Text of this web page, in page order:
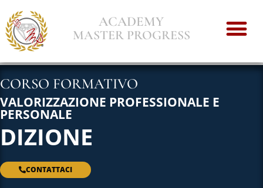
ACADEMY
MASTER PROGRESS
CORSO FORMATIVO
VALORIZZAZIONE PROFESSIONALE E
PERSONALE
DIZIONE
CONTATTACI